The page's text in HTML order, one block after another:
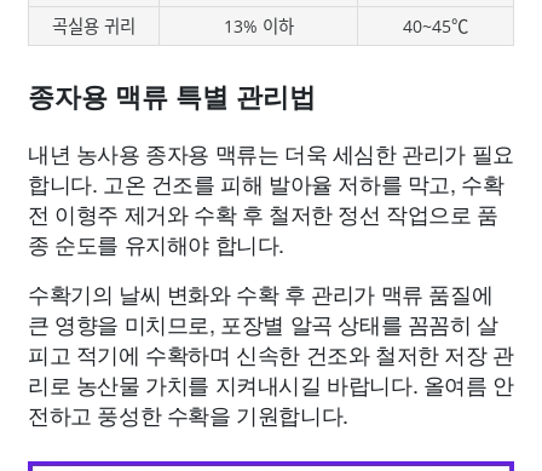
곡실용 귀리
13% 이하 40~45℃
종자용 맥류 특별 관리법
내년 농사용 종자용 맥류는 더욱 세심한 관리가 필요
합니다. 고온 건조를 피해 발아율 저하를 막고, 수확
전 이형주 제거와 수확 후 철저한 정선 작업으로 품
종 순도를 유지해야 합니다.
수확기의 날씨 변화와 수확 후 관리가 맥류 품질에
큰 영향을 미치므로, 포장별 알곡 상태를 꼼꼼히 살
피고 적기에 수확하며 신속한 건조와 철저한 저장 관
리로 농산물 가치를 지켜내시길 바랍니다. 올여름 안
전하고 풍성한 수확을 기원합니다.